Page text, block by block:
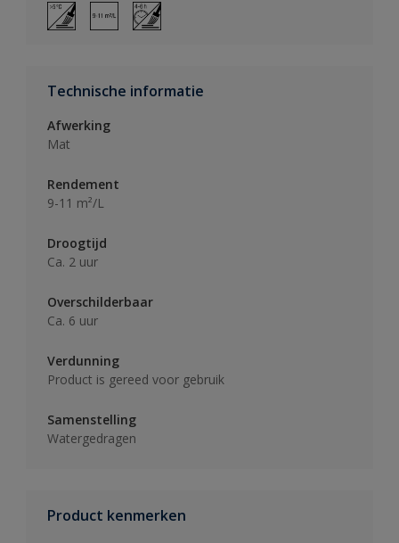
Technische informatie
Afwerking
Mat
Rendement
9-11 m²/L
Droogtijd
Ca. 2 uur
Overschilderbaar
Ca. 6 uur
Verdunning
Product is gereed voor gebruik
Samenstelling
Watergedragen
Product kenmerken